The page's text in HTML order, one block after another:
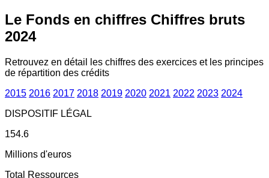
Le Fonds en chiffres Chiffres bruts
2024
Retrouvez en détail les chiffres des exercices et les principes
de répartition des crédits
2015 2016 2017 2018 2019 2020 2021 2022 2023 2024
DISPOSITIF LÉGAL
154.6
Millions d'euros
Total Ressources